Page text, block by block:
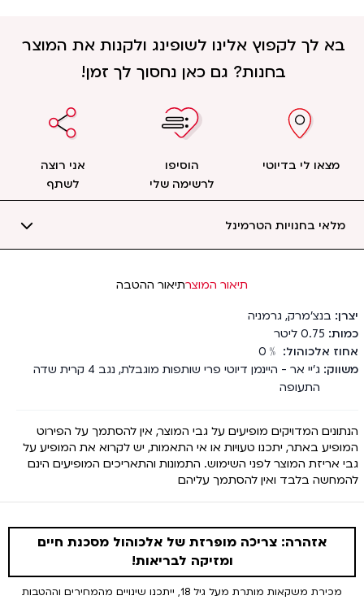
בא לך לקפוץ אלינו לשופינג ולקנות את המוצר
בחנות? גם כאן נחסוך לך זמן!
מצאו לי בדיוטי
הוסיפו
לרשימה שלי
אני רוצה
לשתף
מלאי בחנויות הטרמינל
תיאור המוצרתיאור ההטבה
יצרן בנצ'מרק, גרמניה
כמות 0.75 ליטר
אחוז אלכוהול
﹪
0
משווק
ג'יי אר - היינמן דיוטי פרי שותפות מוגבלת, נגב 4 קרית שדה
התעופה
הנתונים המדויקים מופיעים על גבי המוצר, אין להסתמך על הפירוט
המופיע באתר, יתכנו טעויות או אי התאמות, יש לקרוא את המופיע על
גבי אריזת המוצר לפני השימוש. התמונות והתאריכים המופיעים הינם
להמחשה בלבד ואין להסתמך עליהם
אזהרה: צריכה מופרזת של אלכוהול מסכנת חיים
ומזיקה לבריאות!
מכירת משקאות מותרת מעל גיל 18, ייתכנו שינויים מהמחירים וההטבות